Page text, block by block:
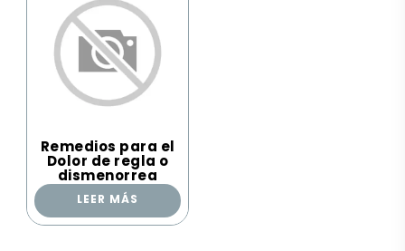
Remedios para el
Dolor de regla o
dismenorrea
LEER MÁS